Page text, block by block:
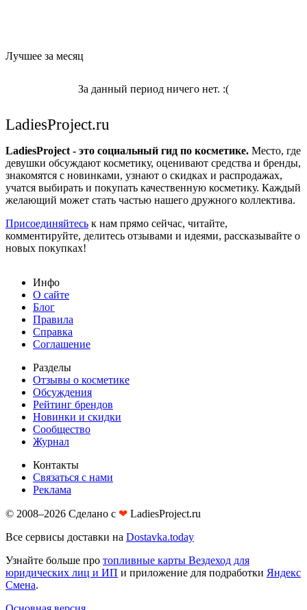
Лучшее за месяц
За данный период ничего нет. :(
LadiesProject.ru
LadiesProject - это социальный гид по косметике. Место, где
девушки обсуждают косметику, оценивают средства и бренды,
знакомятся с новинками, узнают о скидках и распродажах,
учатся выбирать и покупать качественную косметику. Каждый
желающий может стать частью нашего дружного коллектива.
Присоединяйтесь к нам прямо сейчас, читайте,
комментируйте, делитесь отзывами и идеями, рассказывайте о
новых покупках!
Инфо
О сайте
Блог
Правила
Справка
Соглашение
Разделы
Отзывы о косметике
Обсуждения
Рейтинг брендов
Новинки и скидки
Сообщество
Журнал
Контакты
Связаться с нами
Реклама
© 2008–2026 Сделано с ❤︎ LadiesProject.ru
Все сервисы доставки на Dostavka.today
Узнайте больше про топливные карты Вездеход для
юридических лиц и ИП и приложение для подработки Яндекс
Смена.